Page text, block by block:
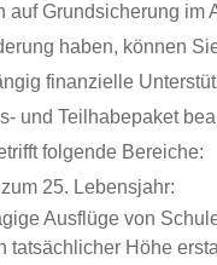
auf Grundsicherung im
haben, können
finanzielle
und Teilhabepaket
folgende Bereiche:
25. Lebensjahr:
Ausflüge von
tatsächlicher Höhe